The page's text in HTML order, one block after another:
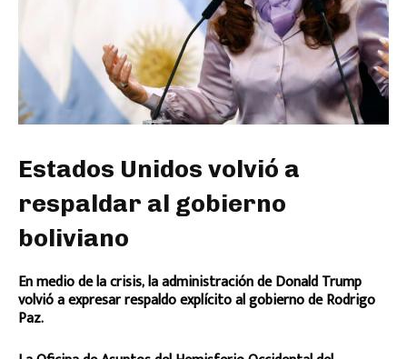
Estados Unidos volvió a
respaldar al gobierno
boliviano
En medio de la crisis, la administración de Donald Trump
volvió a expresar respaldo explícito al gobierno de Rodrigo
Paz.